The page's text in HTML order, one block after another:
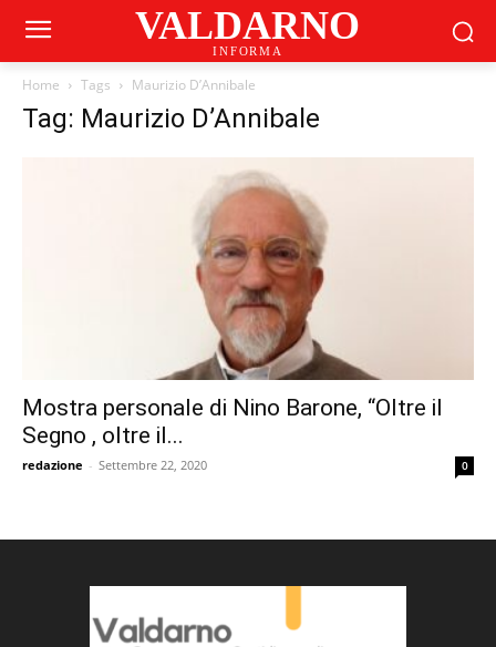
VALDARNO
INFORMA
Home Tags Maurizio D’Annibale
Tag: Maurizio D’Annibale
Mostra personale di Nino Barone, “Oltre il
Segno , oltre il...
redazione - Settembre 22, 2020 0